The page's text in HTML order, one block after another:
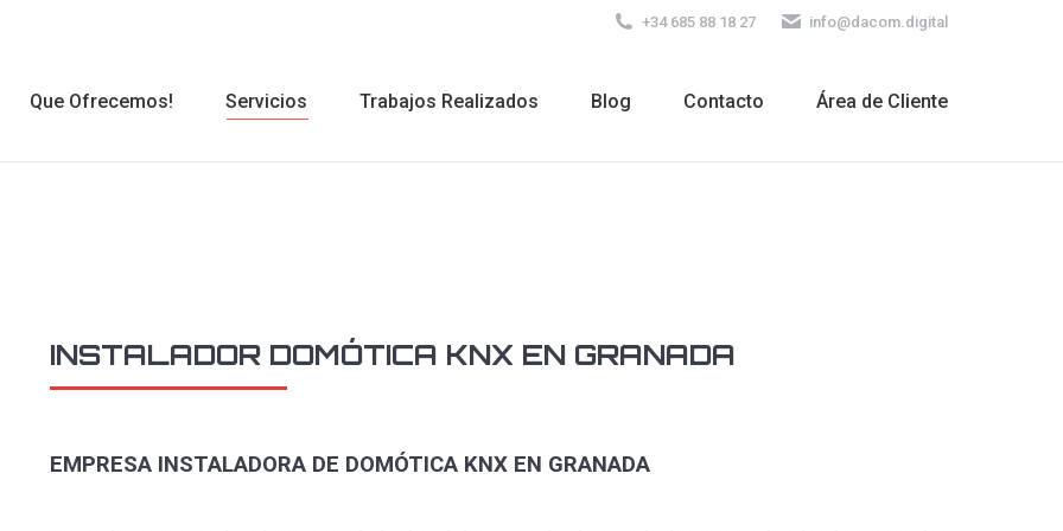
+34 685 88 18 27 info@dacom.digital
Que Ofrecemos! Servicios Trabajos Realizados Blog Contacto Área de Cliente
INSTALADOR DOMÓTICA KNX EN GRANADA
EMPRESA INSTALADORA DE DOMÓTICA KNX EN GRANADA
Área de Cliente